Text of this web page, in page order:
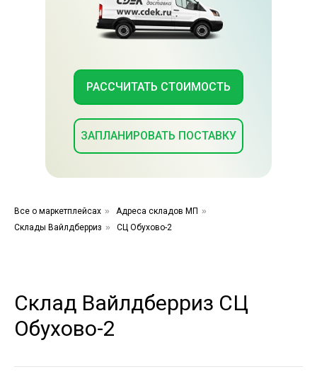
РАССЧИТАТЬ СТОИМОСТЬ
ЗАПЛАНИРОВАТЬ ПОСТАВКУ
Все о маркетплейсах » Адреса складов МП »
Склады Вайлдберриз » СЦ Обухово-2
Склад Вайлдберриз СЦ
Обухово-2